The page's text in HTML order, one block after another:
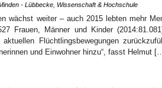
- Lübbecke Wissenschaft & Hochschule
wächst weiter – auch 2015 lebten mehr
Frauen, Männer und Kinder
Flüchtlingsbewegungen
und Einwohner hinzu“, fasst Helmut